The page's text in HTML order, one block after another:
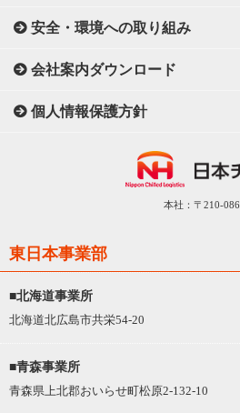
安全・環境への取り組み
会社案内ダウンロード
個人情報保護方針
本社：〒210-
東日本事業部
■北海道事業所
北海道北広島市共栄54-20
■青森事業所
青森県上北郡おいらせ町松原2-132-10